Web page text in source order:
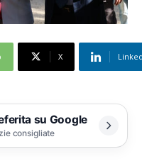
X
su Google
consigliate